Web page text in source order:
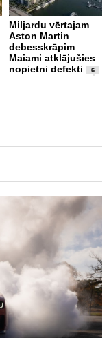
Miljardu vērtajam
Aston Martin
debesskrāpim
Maiami atklājušies
nopietni defekti
6